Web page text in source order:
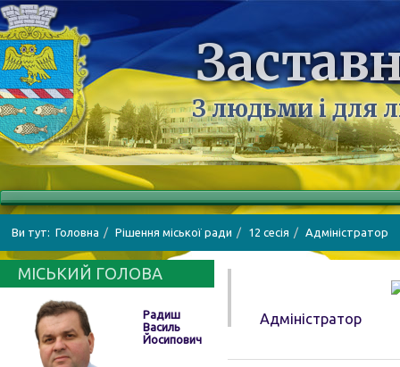
З людьми і для
Ви тут: Головна Рішення міської ради 12 сесія Адміністратор
МІСЬКИЙ ГОЛОВА
Радиш
Василь
Йосипович
Адміністратор